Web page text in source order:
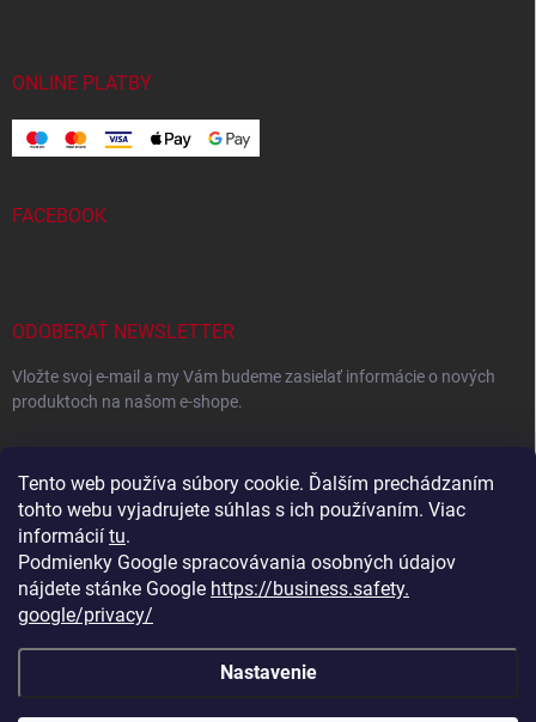
Tento web používa súbory cookie. Ďalším prechádzaním
tohto webu vyjadrujete súhlas s ich používaním. Viac
informácií tu.
Podmienky Google spracovávania osobných údajov
nájdete stánke Google https://business.safety.
google/privacy/
Nastavenie
ONLINE PLATBY
FACEBOOK
ODOBERAŤ NEWSLETTER
Vložte svoj e-mail a my Vám budeme zasielať informácie o nových
produktoch na našom e-shope.
Vložením e-mailu súhlasíte spodmienkami ochrany osobných
údajov
Prihlásiť sa